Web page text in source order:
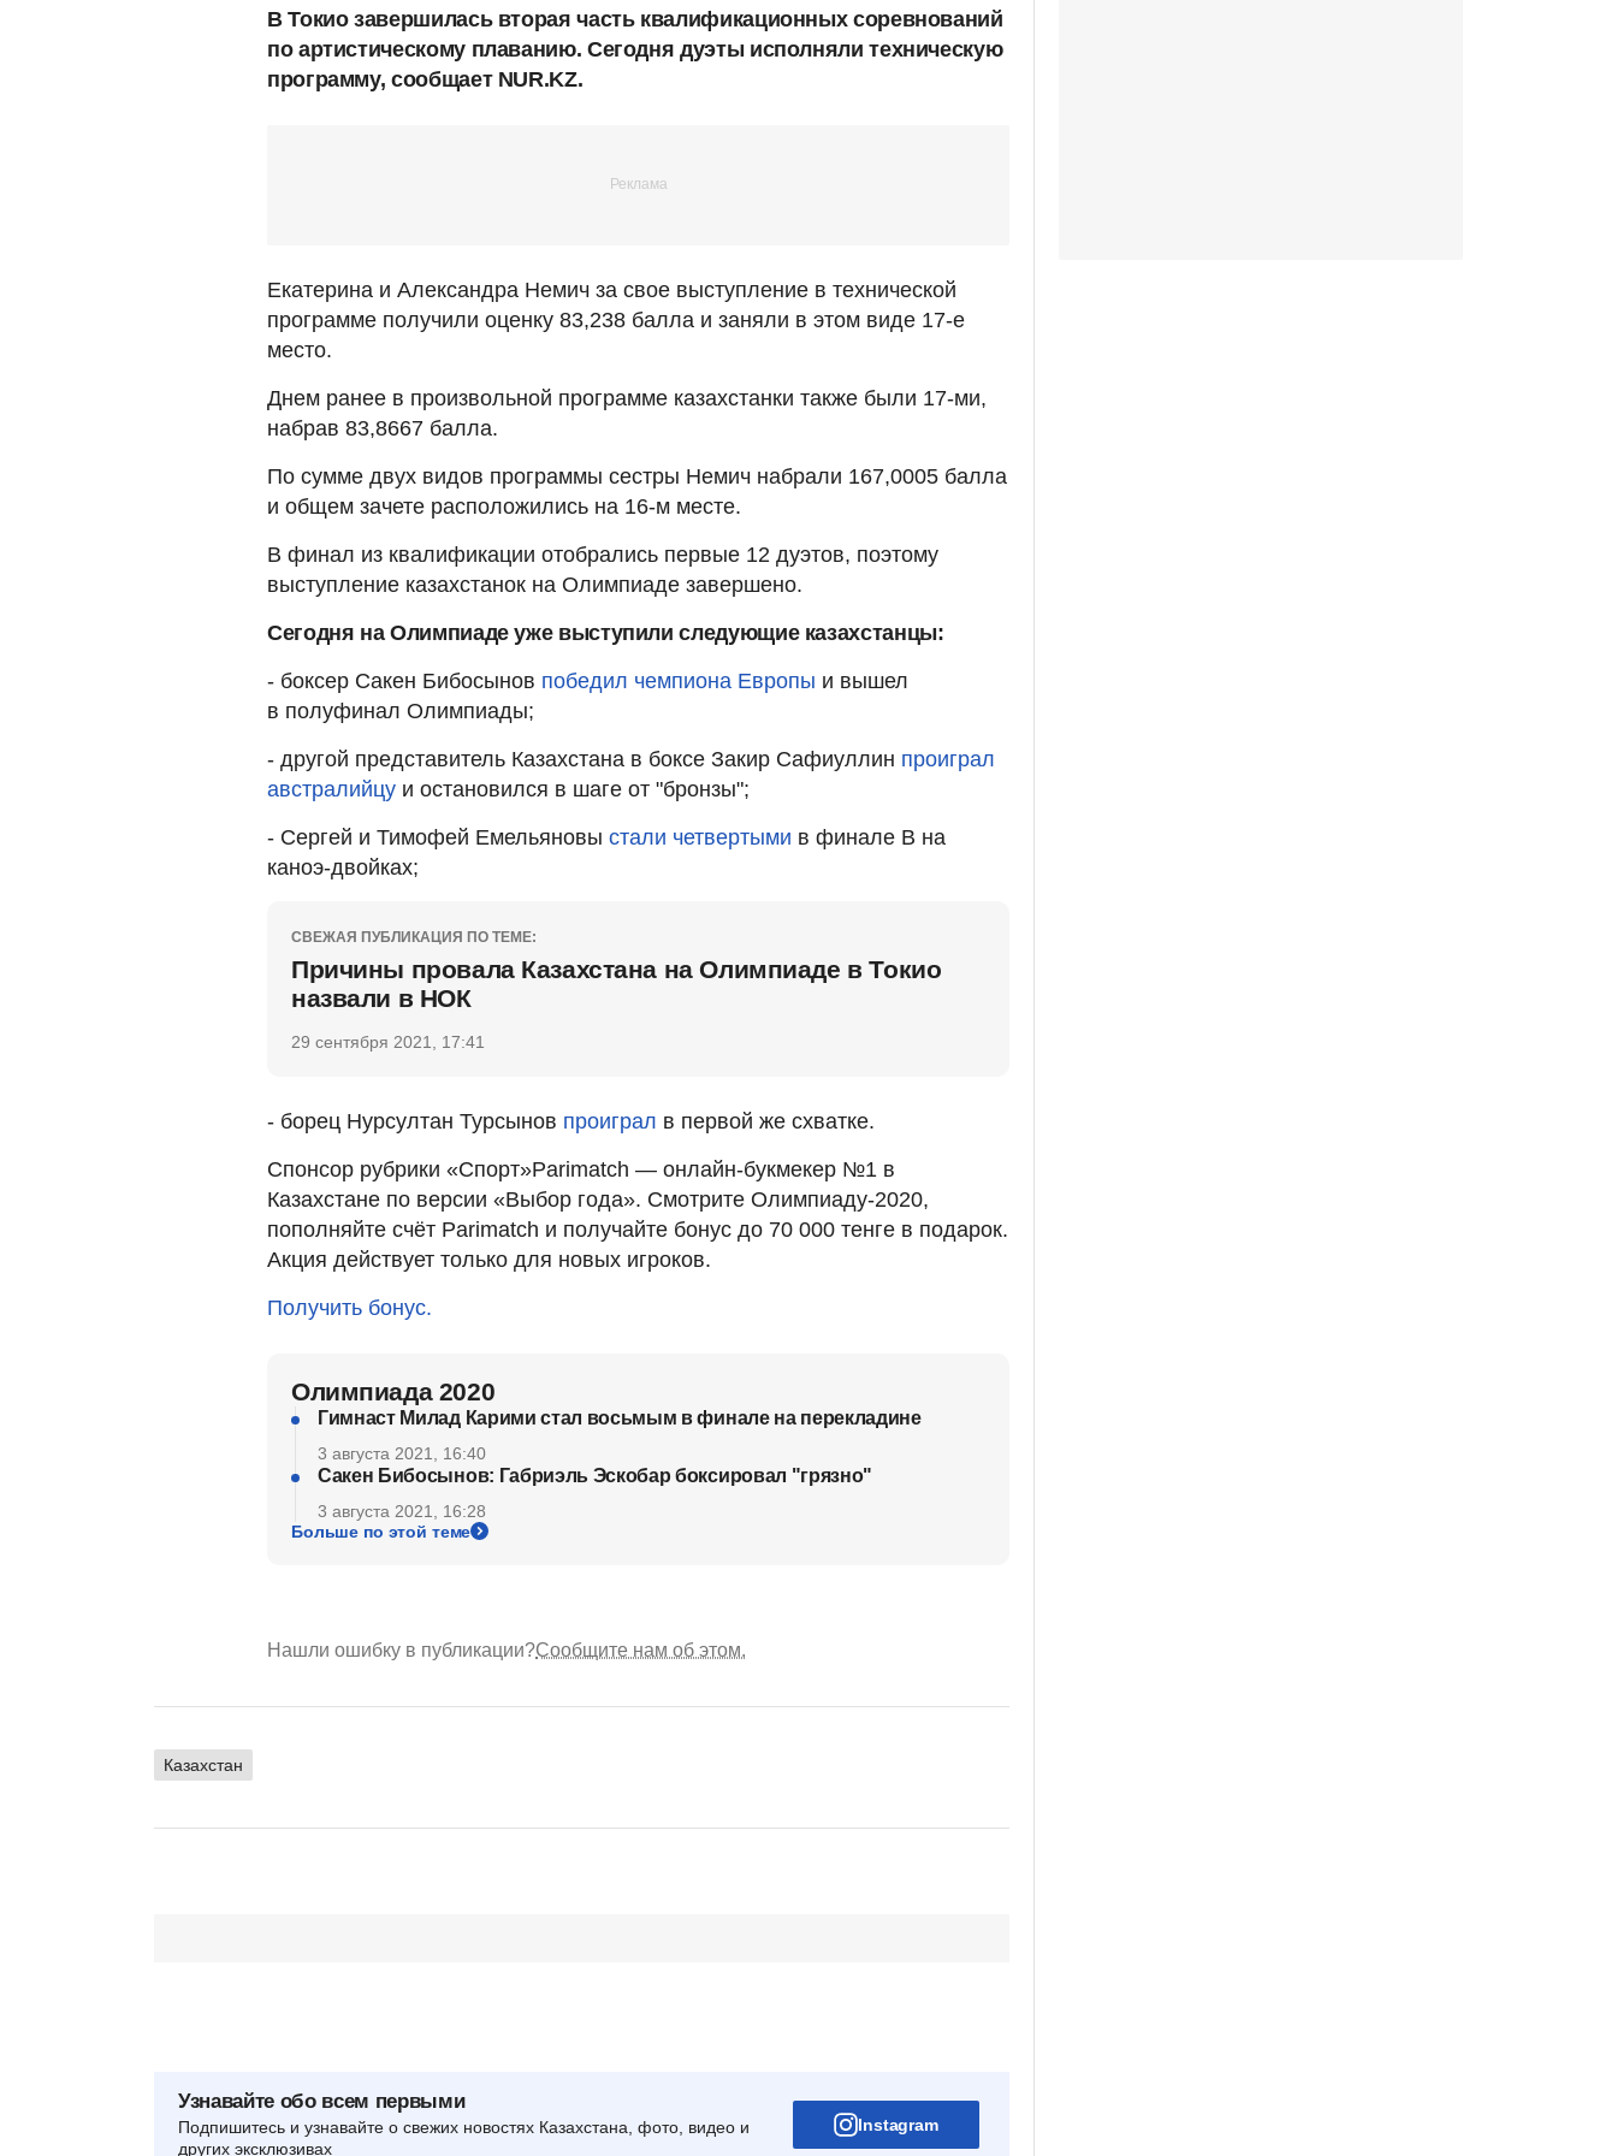
В Токио завершилась вторая часть квалификационных соревнований
по артистическому плаванию. Сегодня дуэты исполняли техническую
программу, сообщает NUR.KZ.
Екатерина и Александра Немич за свое выступление в технической
программе получили оценку 83,238 балла и заняли в этом виде 17-е
место.
Днем ранее в произвольной программе казахстанки также были 17-ми,
набрав 83,8667 балла.
По сумме двух видов программы сестры Немич набрали 167,0005 балла
и общем зачете расположились на 16-м месте.
В финал из квалификации отобрались первые 12 дуэтов, поэтому
выступление казахстанок на Олимпиаде завершено.
Сегодня на Олимпиаде уже выступили следующие казахстанцы:
- боксер Сакен Бибосынов победил чемпиона Европы и вышел
в полуфинал Олимпиады;
- другой представитель Казахстана в боксе Закир Сафиуллин проиграл
австралийцу и остановился в шаге от "бронзы";
- Сергей и Тимофей Емельяновы стали четвертыми в финале В на
каноэ-двойках;
СВЕЖАЯ ПУБЛИКАЦИЯ ПО ТЕМЕ:
Причины провала Казахстана на Олимпиаде в Токио
назвали в НОК
29 сентября 2021, 17:41
- борец Нурсултан Турсынов проиграл в первой же схватке.
Спонсор рубрики «Спорт»Parimatch — онлайн-букмекер №1 в
Казахстане по версии «Выбор года». Смотрите Олимпиаду-2020,
пополняйте счёт Parimatch и получайте бонус до 70 000 тенге в подарок.
Акция действует только для новых игроков.
Получить бонус.
Олимпиада 2020
Гимнаст Милад Карими стал восьмым в финале на перекладине
3 августа 2021, 16:40
Сакен Бибосынов: Габриэль Эскобар боксировал "грязно"
3 августа 2021, 16:28
Больше по этой теме
Нашли ошибку в публикации?Сообщите нам об этом.
Казахстан
Узнавайте обо всем первыми
Подпишитесь и узнавайте о свежих новостях Казахстана, фото, видео и
других эксклюзивах
Instagram